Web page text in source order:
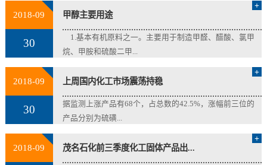
2018-09
30
甲醇主要用途
+
1.基本有机原料之一。主要用于制造甲醛、醋酸、氯甲
烷、甲胺和硫酸二甲...
2018-09
30
上周国内化工市场震荡持稳
+
据监测上涨产品有68个，占总数的42.5%，涨幅前三位的
产品分别为硫磺...
2018-09 茂名石化前三季度化工固体产品出...
+